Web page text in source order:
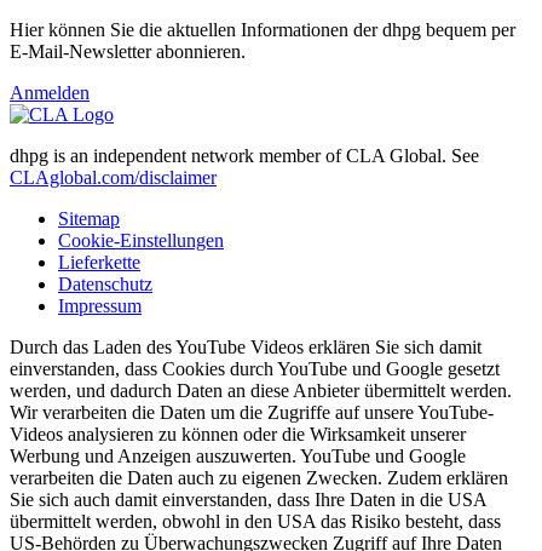
Hier können Sie die aktuellen Informationen der dhpg bequem per
E-Mail-Newsletter abonnieren.
Anmelden
dhpg is an independent network member of CLA Global. See
CLAglobal.com/disclaimer
Sitemap
Cookie-Einstellungen
Lieferkette
Datenschutz
Impressum
Durch das Laden des YouTube Videos erklären Sie sich damit
einverstanden, dass Cookies durch YouTube und Google gesetzt
werden, und dadurch Daten an diese Anbieter übermittelt werden.
Wir verarbeiten die Daten um die Zugriffe auf unsere YouTube-
Videos analysieren zu können oder die Wirksamkeit unserer
Werbung und Anzeigen auszuwerten. YouTube und Google
verarbeiten die Daten auch zu eigenen Zwecken. Zudem erklären
Sie sich auch damit einverstanden, dass Ihre Daten in die USA
übermittelt werden, obwohl in den USA das Risiko besteht, dass
US-Behörden zu Überwachungszwecken Zugriff auf Ihre Daten